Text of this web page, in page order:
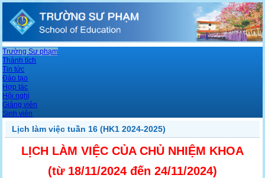
Trường Sư phạm
Thành tích
Tin tức
Đào tạo
Hợp tác
Hội nghị
Giảng viên
Sinh viên
Lịch làm việc tuần 16 (HK1 2024-2025)
LỊCH LÀM VIỆC CỦA CHỦ NHIỆM KHOA
(từ 18/11/2024 đến 24/11/2024)